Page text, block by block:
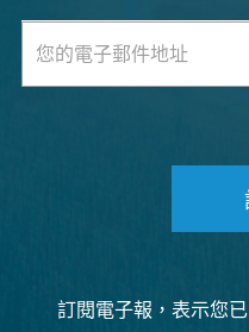
訂閱電子報，表示您